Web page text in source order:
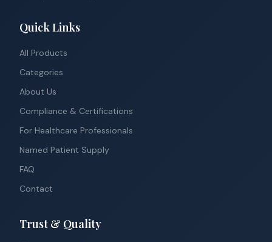
Quick Links
All Products
Categories
About Us
Compliance & Certifications
For Healthcare Professionals
Named Patient Supply
FAQ
Contact
Trust & Quality